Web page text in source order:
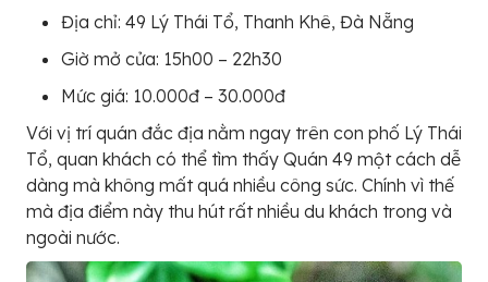
Địa chỉ: 49 Lý Thái Tổ, Thanh Khê, Đà Nẵng
Giờ mở cửa: 15h00 – 22h30
Mức giá: 10.000đ – 30.000đ
Với vị trí quán đắc địa nằm ngay trên con phố Lý Thái
Tổ, quan khách có thể tìm thấy Quán 49 một cách dễ
dàng mà không mất quá nhiều công sức. Chính vì thế
mà địa điểm này thu hút rất nhiều du khách trong và
ngoài nước.